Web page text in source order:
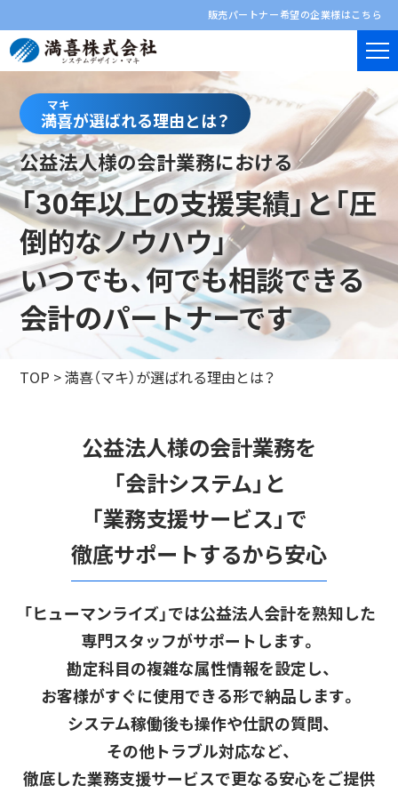
販売パートナー希望の企業様はこちら
マキ
満喜が選ばれる理由とは？
公益法人様の会計業務における
「30年以上の支援実績」と「圧
倒的なノウハウ」
いつでも、何でも相談できる
会計のパートナーです
TOP >満喜（マキ）が選ばれる理由とは？
公益法人様の会計業務を
「会計システム」と
「業務支援サービス」で
徹底サポートするから安心
「ヒューマンライズ」では公益法人会計を熟知した
専門スタッフがサポートします。
勘定科目の複雑な属性情報を設定し、
お客様がすぐに使用できる形で納品します。
システム稼働後も操作や仕訳の質問、
その他トラブル対応など、
徹底した業務支援サービスで更なる安心をご提供